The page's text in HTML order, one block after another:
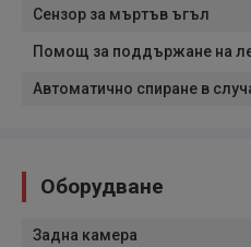
Сензор за мъртъв ъгъл
Помощ за поддържане на
Автоматично спиране в
Оборудване
Задна камера